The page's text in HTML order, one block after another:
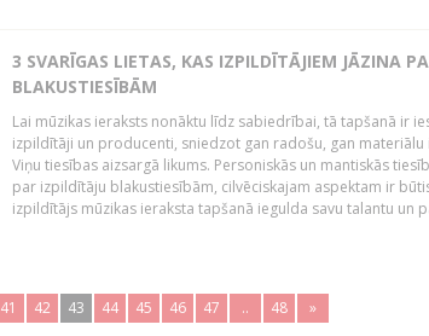
3 SVARĪGAS LIETAS, KAS IZPILDĪTĀJIEM JĀZINA
BLAKUSTIESĪBĀM
Lai mūzikas ieraksts nonāktu līdz sabiedrībai, tā tapšanā ir
izpildītāji un producenti, sniedzot gan radošu, gan materiālu
Viņu tiesības aizsargā likums. Personiskās un mantiskās
par izpildītāju blakustiesībām, cilvēciskajam aspektam ir
izpildītājs mūzikas ieraksta tapšanā iegulda savu talantu un
41 42 43 44 45 46 47 .. 48 »